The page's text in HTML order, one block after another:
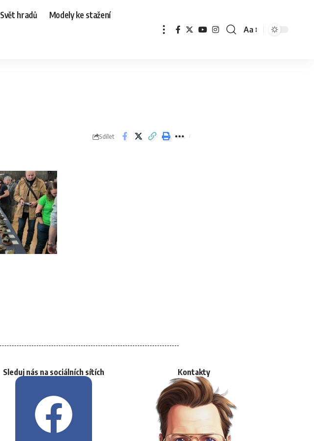
Svět hradů Modely ke stažení
Aa
Sdílet
Sleduj nás na sociálních sítích Kontakty